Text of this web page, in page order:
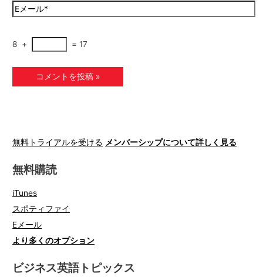
8 + = 17
無料トライアルを受ける メンバーシップについて詳しく見る
無料購読
iTunes
スポティファイ
Eメール
より多くのオプション
ビジネス英語トピックス